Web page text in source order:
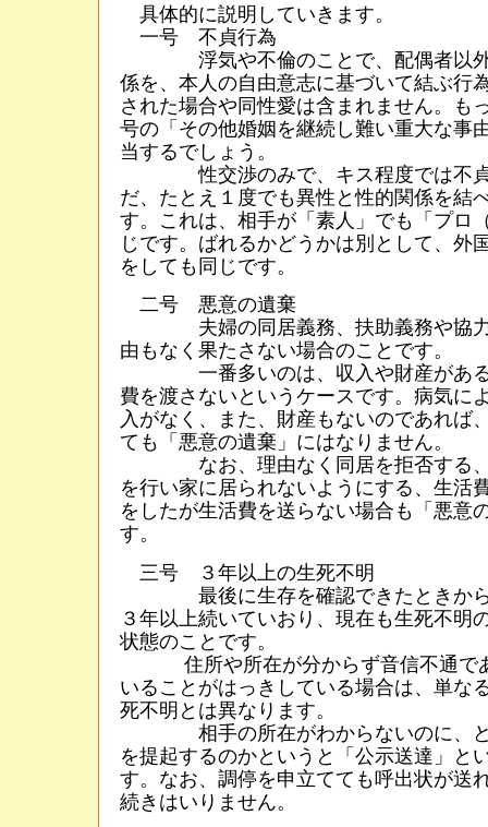
具体的に説明していきます。
一号 不貞行為
浮気や不倫のことで、配偶者以外
係を、本人の自由意志に基づいて結ぶ行
された場合や同性愛は含まれません。も
号の「その他婚姻を継続し難い重大な事
当するでしょう。
性交渉のみで、キス程度では不貞
だ、たとえ１度でも異性と性的関係を結
す。これは、相手が「素人」でも「プロ
じです。ばれるかどうかは別として、外
をしても同じです。
二号 悪意の遺棄
夫婦の同居義務、扶助義務や協力
由もなく果たさない場合のことです。
一番多いのは、収入や財産がある
費を渡さないというケースです。病気に
入がなく、また、財産もないのであれば
ても「悪意の遺棄」にはなりません。
なお、理由なく同居を拒否する、
を行い家に居られないようにする、生活
をしたが生活費を送らない場合も「悪意
す。
三号 ３年以上の生死不明
最後に生存を確認できたときから
３年以上続いていおり、現在も生死不明
状態のことです。
住所や所在が分からず音信不通で
いることがはっきしている場合は、単な
死不明とは異なります。
相手の所在がわからないのに、ど
を提起するのかというと「公示送達」と
す。なお、調停を申立てても呼出状が送
続きはいりません。